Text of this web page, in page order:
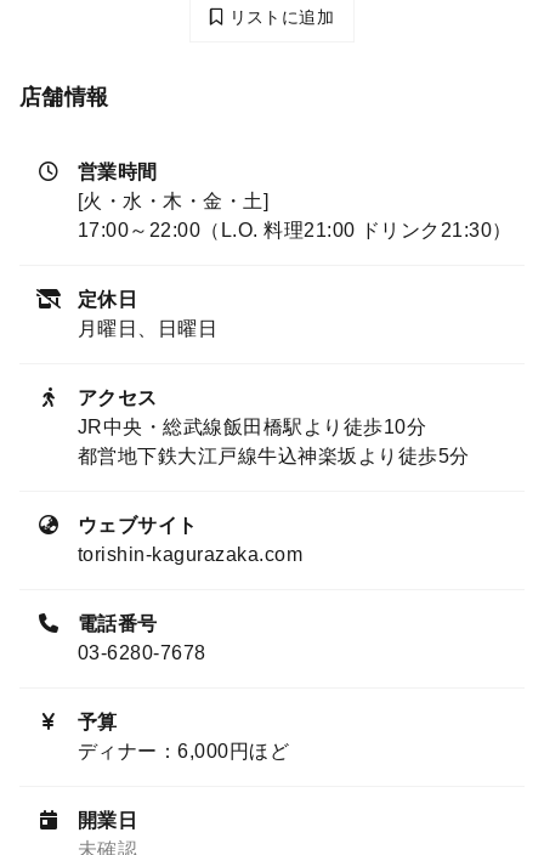
リストに追加
店舗情報
営業時間
[火・水・木・金・土]
17:00～22:00（L.O. 料理21:00 ドリンク21:30）
定休日
月曜日、日曜日
アクセス
JR中央・総武線飯田橋駅より徒歩10分
都営地下鉄大江戸線牛込神楽坂より徒歩5分
ウェブサイト
torishin-kagurazaka.com
電話番号
03-6280-7678
予算
ディナー：6,000円ほど
開業日
未確認